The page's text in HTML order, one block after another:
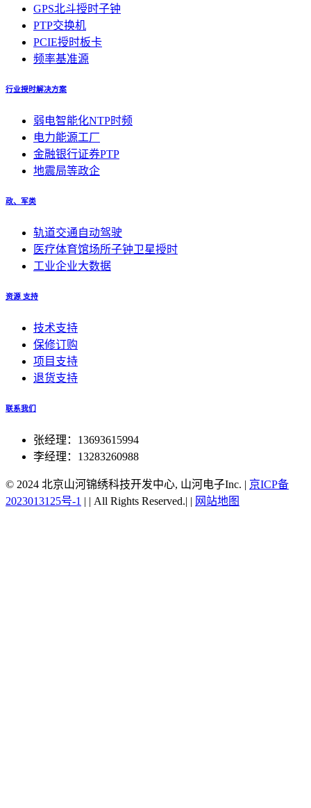
GPS北斗授时子钟
PTP交换机
PCIE授时板卡
频率基准源
行业授时解决方案
弱电智能化NTP时频
电力能源工厂
金融银行证券PTP
地震局等政企
政、军类
轨道交通自动驾驶
医疗体育馆场所子钟卫星授时
工业企业大数据
资源 支持
技术支持
保修订购
项目支持
退货支持
联系我们
张经理：13693615994
李经理：13283260988
© 2024 北京山河锦绣科技开发中心, 山河电子Inc. | 京ICP备
2023013125号-1 | | All Rights Reserved.| | 网站地图